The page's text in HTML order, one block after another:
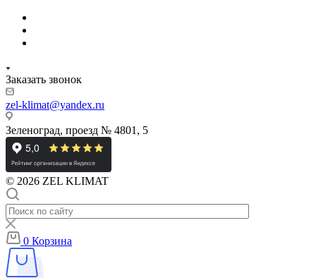
Заказать звонок
zel-klimat@yandex.ru
Зеленоград, проезд № 4801, 5
© 2026 ZEL KLIMAT
0 Корзина